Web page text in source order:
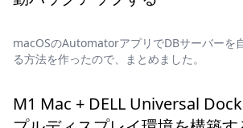
macOSのAutomatorアプリでDBサーバーを
る方法を作ったので、まとめました。
M1 Mac + DELL Universal